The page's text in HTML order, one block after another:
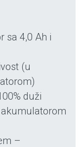
sa 4,0 Ah i
(u
duži
–